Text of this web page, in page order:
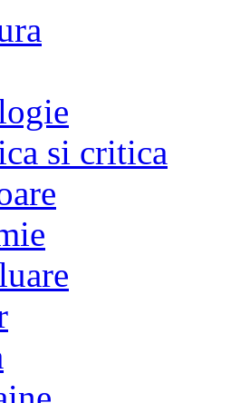
si critica